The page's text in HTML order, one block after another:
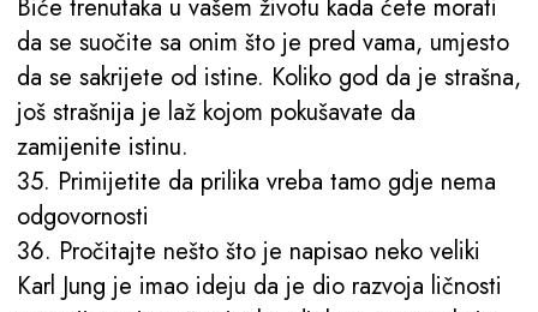
Biće trenutaka u vašem životu kada ćete morati
da se suočite sa onim što je pred vama, umjesto
da se sakrijete od istine. Koliko god da je strašna,
još strašnija je laž kojom pokušavate da
zamijenite istinu.
35. Primijetite da prilika vreba tamo gdje nema
odgovornosti
36. Pročitajte nešto što je napisao neko veliki
Karl Jung je imao ideju da je dio razvoja ličnosti